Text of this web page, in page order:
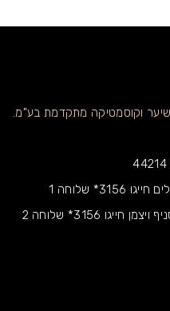
וקוסמטיקה מתקדמת בע"מ.
שלוחה 1
3156* שלוחה 2